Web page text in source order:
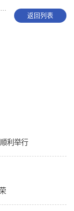
返回列表
利举行